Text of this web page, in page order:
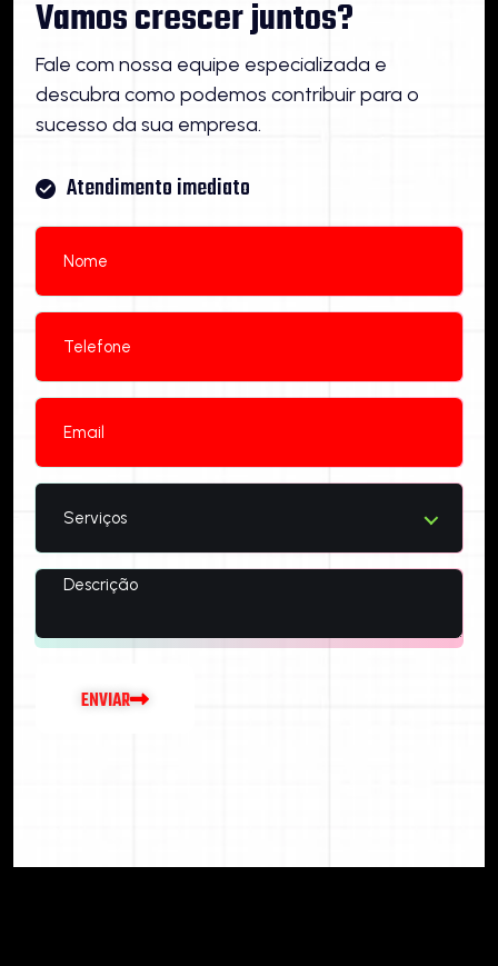
Vamos crescer juntos?
Fale com nossa equipe especializada e
descubra como podemos contribuir para o
sucesso da sua empresa.
Atendimento imediato
Serviços
ENVIAR